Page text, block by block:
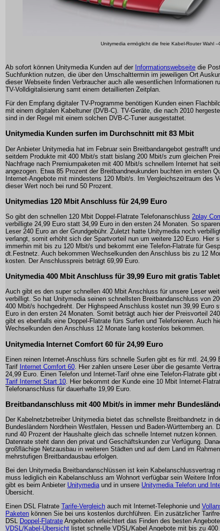
Unitymedia ermöglicht die freie Kabel-Router Wahl --
Ab sofort können Unitymedia Kunden auf der Informationswebseite die
Suchfunktion nutzen, die über den Umschalttermin im jeweiligen Ort
dieser Webseite finden Verbraucher auch alle wesentlichen Informationen
TV-Volldigitalisierung samt einem detaillierten Zeitplan.
Für den Empfang digitaler TV-Programme benötigen Kunden einen
mit einem digitalen Kabeltuner (DVB-C). TV-Geräte, die nach 2010
sind in der Regel mit einem solchen DVB-C-Tuner ausgestattet.
Unitymedia Kunden surfen im Durchschnitt mit 83 Mbit
Der Anbieter Unitymedia hat im Februar sein Breitbandangebot gestrafft
seitdem Produkte mit 400 Mbit/s statt bislang 200 Mbit/s zum gleichen
Nachfrage nach Premiumpaketen mit 400 Mbit/s schnellem Internet hat
angezogen. Etwa 85 Prozent der Breitbandneukunden buchten im ersten
Internet-Angebote mit mindestens 120 Mbit/s. Im Vergleichszeitraum des
dieser Wert noch bei rund 50 Prozent.
Unitymedias 120 Mbit Anschluss für 24,99 Euro
So gibt den schnellen 120 Mbit Doppel-Flatrate Telefonanschluss 2play
verbilligte 24,99 Euro statt 34,99 Euro in den ersten 24 Monaten. So
Leser 240 Euro an der Grundgebühr. Zuletzt hatte Unitymedia noch
verlangt, somit erhöht sich der Spartvorteil nun um weitere 120 Euro. Hier
immerhin mit bis zu 120 Mbit/s und bekommt eine Telefon-Flatrate für
dt.Festnetz. Auch bekommen Wechselkunden den Anschluss bis zu 12
kosten. Der Anschlusspreis beträgt 69,99 Euro.
Unitymedia 400 Mbit Anschluss für 39,99 Euro mit gratis
Auch gibt es den super schnellen 400 Mbit Anschluss für unsere Leser
verbilligt. So hat Unitymedia seinen schnellsten Breitbandanschluss von
400 Mbit/s hochgedreht. Der Highspeed Anschluss kostet nun 39,99 Euro
Euro in den ersten 24 Monaten. Somit beträgt auch hier der Preisvorteil
gibt es ebenfalls eine Doppel-Flatrate fürs Surfen und Telefonieren. Auch
Wechselkunden den Anschluss 12 Monate lang kostenlos bekommen.
Unitymedia Internet Comfort 60 für 24,99 Euro
Einen reinen Internet-Anschluss fürs schnelle Surfen gibt es für mtl. 24,99
Tarif Internet Comfort 60 . Hier zahlen unsere Leser über die gesamte
24,99 Euro. Einen Telefon und Internet-Tarif ohne eine Telefon-Flatrate gibt
Tarif Internet Start 10 . Hier bekommt der Kunde eine 10 Mbit Internet-
Telefonanschluss für dauerhafte 19,99 Euro.
Breitbandanschluss mit 400 Mbit/s in immer mehr
Der Kabelnetzbetreiber Unitymedia bietet das schnellste Breitbandnetz in
Bundesländern Nordrhein Westfalen, Hessen und Baden-Württemberg an.
rund 40 Prozent der Haushalte gleich das schnelle Internet nutzen können.
Datenrate steht dann den privat und Geschäftskunden zur Verfügung.
großflächige Netzausbau in weiteren Städten und auf dem Land im
mehrstufigen Breitbandausbau erfolgen.
Bei den Unitymedia Breitbandanschlüssen ist kein Kabelanschlussvertrag
muss lediglich ein Kabelanschluss am Wohnort verfügbar sein Weitere
gibt es beim Anbieter Unitymediaund in unsere Unitymedia Telefon und
Übersicht.
Einen DSL Flatrate Tarife-Vergleich auch mit Internet-Telephonie und
Paketen können Sie bei uns kostenlos durchführen. Ein zusätzlicher
DSL Doppel-Flatrate Angeboten erleichtert das Finden des besten
VDSL/Kabel-Übersicht listet schnelle VDSL/Kabel Angebote mit bis zu